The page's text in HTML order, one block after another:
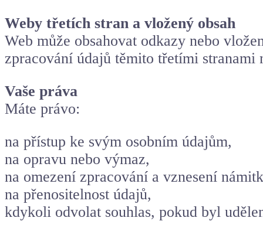
Weby třetích stran a vložený obsah
Web může obsahovat odkazy nebo
zpracování údajů těmito třetími stranami
Vaše práva
Máte právo:
na přístup ke svým osobním údajům,
na opravu nebo výmaz,
na omezení zpracování a vznesení
na přenositelnost údajů,
kdykoli odvolat souhlas, pokud byl